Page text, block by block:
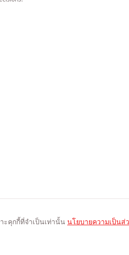
ะคุกกี้ที่จำเป็นเท่านั้น นโยบายความเป็นส่